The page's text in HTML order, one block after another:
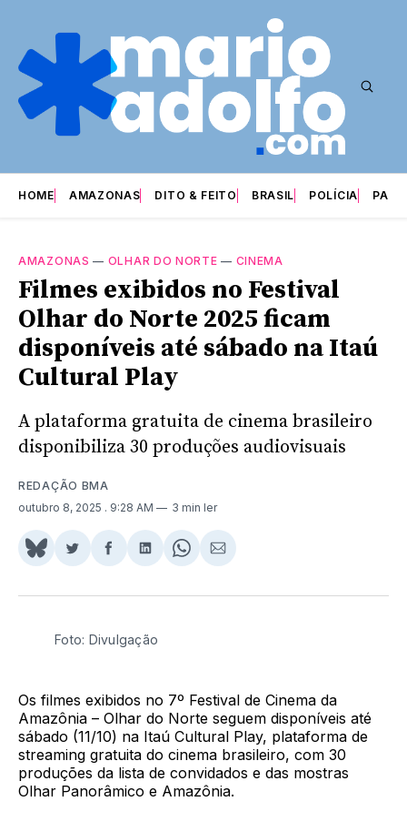
HOME AMAZONAS DITO & FEITO BRASIL POLÍCIA
AMAZONAS — OLHAR DO NORTE — CINEMA
Filmes exibidos no Festival
Olhar do Norte 2025 ficam
disponíveis até sábado na Itaú
Cultural Play
A plataforma gratuita de cinema brasileiro
disponibiliza 30 produções audiovisuais
REDAÇÃO BMA
outubro 8, 2025 . 9:28 AM 3 min ler
Share
BlueSky
Compartilhar
Twitter
Compartilhar
Facebook
Compartilhar
LinkedIn
Share
WhatsApp
Compartilhar
Email
Foto: Divulgação
Os filmes exibidos no 7º Festival de Cinema da
Amazônia – Olhar do Norte seguem disponíveis até
sábado (11/10) na Itaú Cultural Play, plataforma de
streaming gratuita do cinema brasileiro, com 30
produções da lista de convidados e das mostras
Olhar Panorâmico e Amazônia.